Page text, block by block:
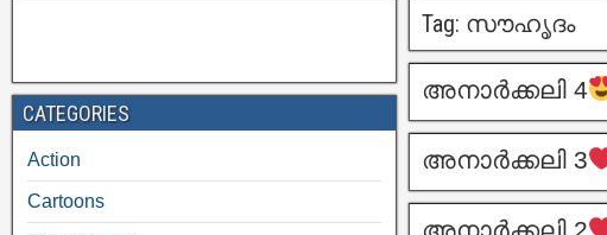
Tag: സൗഹൃദം
അനാർക്കലി 4
അനാർക്കലി 3
അനാർക്കലി 2
CATEGORIES
Action
Cartoons